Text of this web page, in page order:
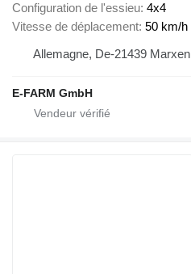
Configuration de l'essieu 4x4
Vitesse de déplacement 50 km/h
Allemagne, De-21439 Marxen
E-FARM GmbH